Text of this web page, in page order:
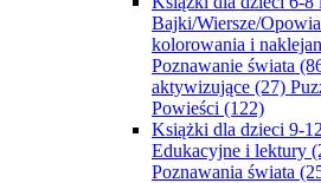
Bajki/Wiersze/
kolorowania i
Poznawanie świata
aktywizujące (27)
Powieści (122)
Książki dla dzieci 9-
Edukacyjne i lektury
Poznawania świata